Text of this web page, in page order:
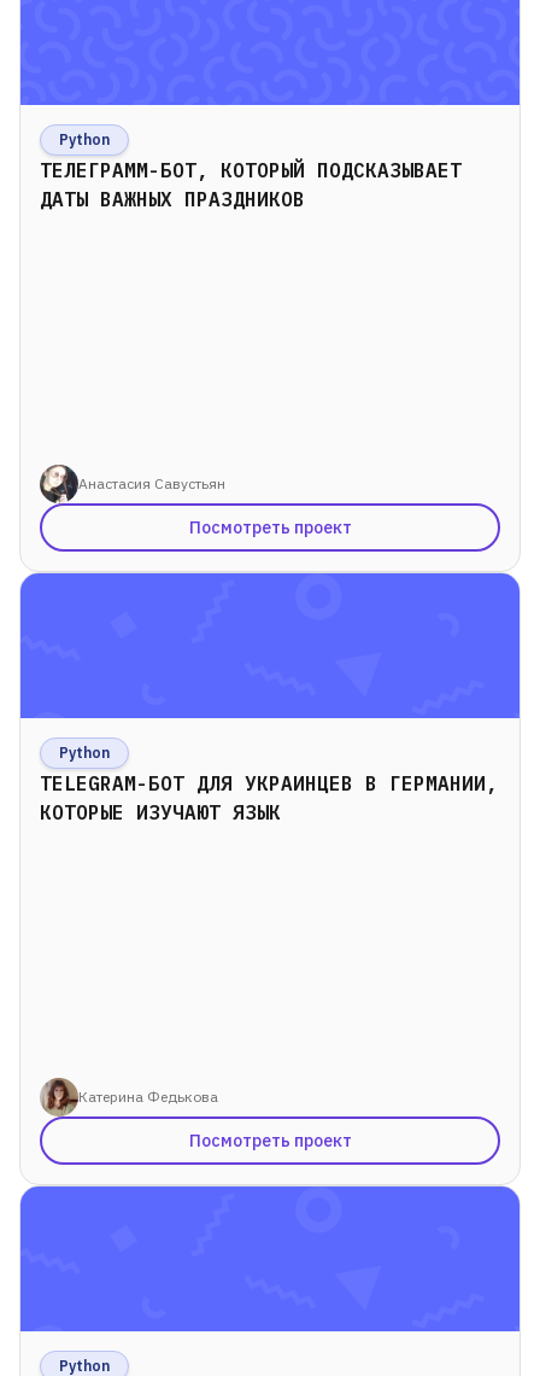
Python
ТЕЛЕГРАММ-БОТ, КОТОРЫЙ ПОДСКАЗЫВАЕТ
ДАТЫ ВАЖНЫХ ПРАЗДНИКОВ
Анастасия Савустьян
Посмотреть проект
Python
TELEGRAM-БОТ ДЛЯ УКРАИНЦЕВ В ГЕРМАНИИ,
КОТОРЫЕ ИЗУЧАЮТ ЯЗЫК
Катерина Федькова
Посмотреть проект
Python
Для детей от 8 до 13 лет